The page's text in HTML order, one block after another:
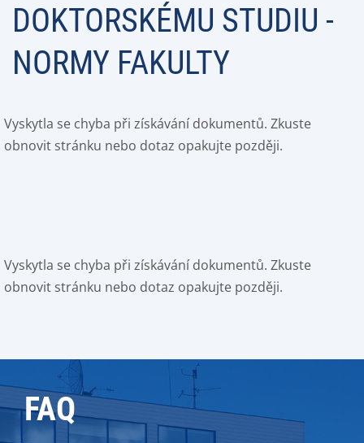
DOKTORSKÉMU STUDIU -
NORMY FAKULTY
Vyskytla se chyba při získávání dokumentů. Zkuste
obnovit stránku nebo dotaz opakujte později.
Vyskytla se chyba při získávání dokumentů. Zkuste
obnovit stránku nebo dotaz opakujte později.
FAQ